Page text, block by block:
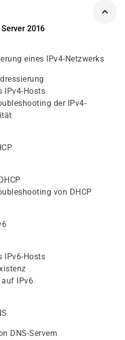
2016
eines IPv4-Netzwerks
IPv4-Hosts
der IPv4-
von DHCP
IPv6-Hosts
auf IPv6
DNS-Servern